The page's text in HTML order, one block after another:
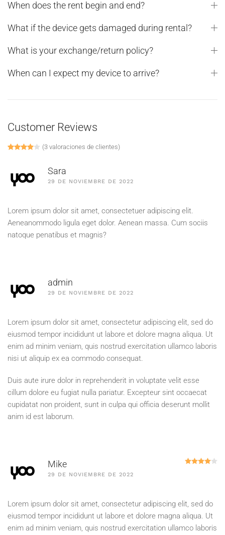
When does the rent begin and end?
What if the device gets damaged during rental?
What is your exchange/return policy?
When can I expect my device to arrive?
Customer Reviews
Valorado con4.00 de 5 en base a
1(3 valoraciones de clientes)
Sara
29 DE NOVIEMBRE DE 2022
Lorem ipsum dolor sit amet, consectetuer adipiscing elit.
Aeneanommodo ligula eget dolor. Aenean massa. Cum sociis
natoque penatibus et magnis?
admin
29 DE NOVIEMBRE DE 2022
Lorem ipsum dolor sit amet, consectetur adipiscing elit, sed do
eiusmod tempor incididunt ut labore et dolore magna aliqua. Ut
enim ad minim veniam, quis nostrud exercitation ullamco laboris
nisi ut aliquip ex ea commodo consequat.
Duis aute irure dolor in reprehenderit in voluptate velit esse
cillum dolore eu fugiat nulla pariatur. Excepteur sint occaecat
cupidatat non proident, sunt in culpa qui officia deserunt mollit
anim id est laborum.
Mike
29 DE NOVIEMBRE DE 2022
Lorem ipsum dolor sit amet, consectetur adipiscing elit, sed do
eiusmod tempor incididunt ut labore et dolore magna aliqua. Ut
enim ad minim veniam, quis nostrud exercitation ullamco laboris